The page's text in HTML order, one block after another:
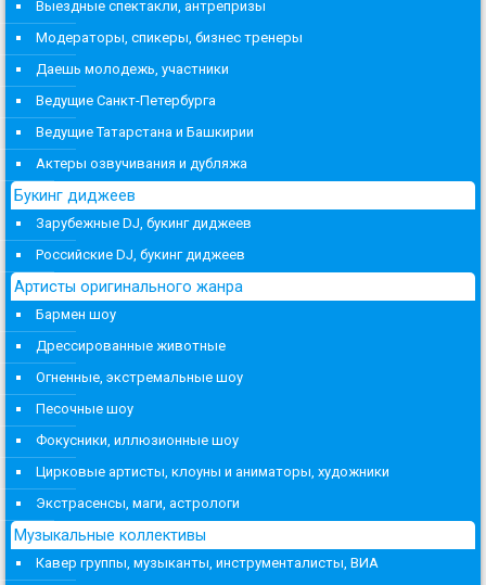
Выездные спектакли, антрепризы
Модераторы, спикеры, бизнес тренеры
Даешь молодежь, участники
Ведущие Санкт-Петербурга
Ведущие Татарстана и Башкирии
Актеры озвучивания и дубляжа
Букинг диджеев
Зарубежные DJ, букинг диджеев
Российские DJ, букинг диджеев
Артисты оригинального жанра
Бармен шоу
Дрессированные животные
Огненные, экстремальные шоу
Песочные шоу
Фокусники, иллюзионные шоу
Цирковые артисты, клоуны и аниматоры, художники
Экстрасенсы, маги, астрологи
Музыкальные коллективы
Кавер группы, музыканты, инструменталисты, ВИА